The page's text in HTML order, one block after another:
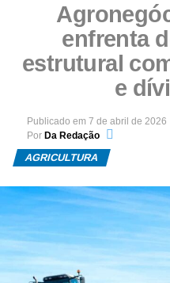
enfrenta
estrutural
e
Publicado em 7 de abril de 2026
Por Da Redação
AGRICULTURA